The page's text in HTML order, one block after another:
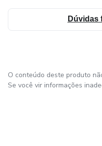
Dúvidas
O conteúdo deste produto
Se você vir informações